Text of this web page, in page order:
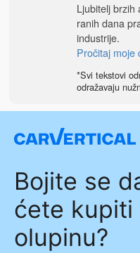
Ljubitelj brzih
ranih dana
industrije.
Pročitaj moje
*Svi tekstovi
odražavaju